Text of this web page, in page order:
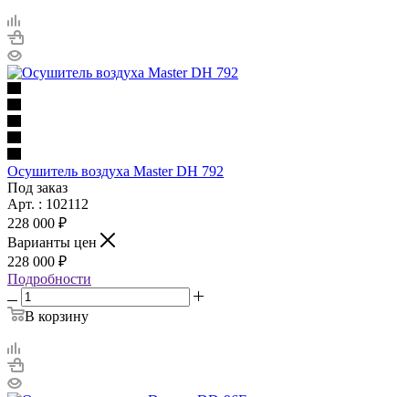
Осушитель воздуха Master DH 792
Под заказ
Арт. : 102112
228 000 ₽
Варианты цен
228 000 ₽
Подробности
В корзину